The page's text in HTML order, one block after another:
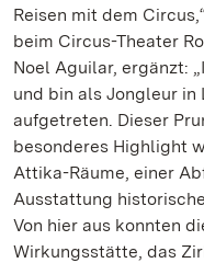
Reisen mit dem
beim Circus-Theater
Noel Aguilar, ergänzt:
und bin als Jongleur in
aufgetreten. Dieser
besonderes Highlight
Attika-Räume, einer
Ausstattung
Von hier aus konnten
Wirkungsstätte, das